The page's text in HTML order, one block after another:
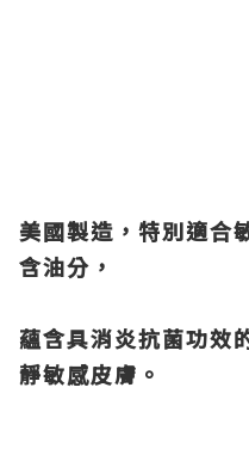
美國製造，特別適合
含油分，
蘊含具消炎抗菌功效
靜敏感皮膚。